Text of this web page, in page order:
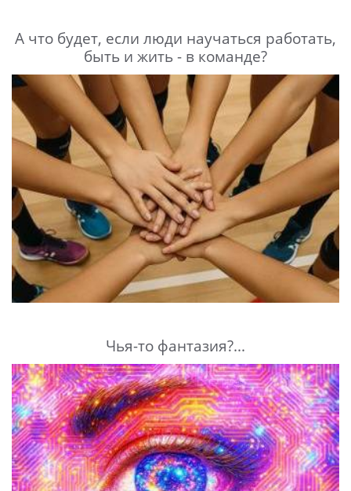
А что будет, если люди научаться работать,
быть и жить - в команде?
Чья-то фантазия?...